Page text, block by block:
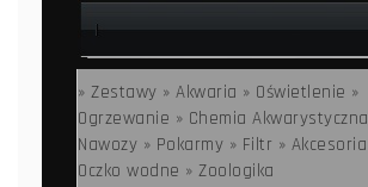
» Zestawy » Akwaria » Oświetlenie »
Ogrzewanie » Chemia Akwarystyczna
Nawozy » Pokarmy » Filtr » Akcesoria
Oczko wodne » Zoologika